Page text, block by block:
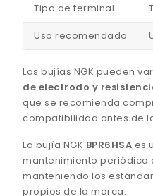
Tipo de terminal
Uso recomendado
Las bujías NGK pueden
de electrodo y
que se recomienda
compatibilidad antes de
La bujía NGK BPR6HSA es
mantenimiento periódico
manteniendo los
propios de la marca.